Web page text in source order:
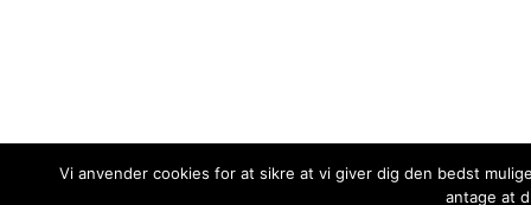
Vi anvender cookies for at sikre at vi giver dig den bedst
antage at